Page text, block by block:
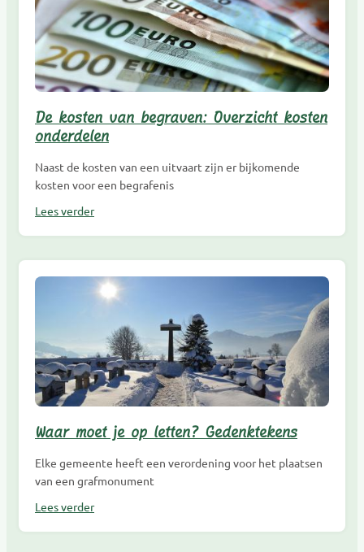
De kosten van begraven: Overzicht kosten
onderdelen
Naast de kosten van een uitvaart zijn er bijkomende
kosten voor een begrafenis
Lees verder
Waar moet je op letten? Gedenktekens
Elke gemeente heeft een verordening voor het plaatsen
van een grafmonument
Lees verder